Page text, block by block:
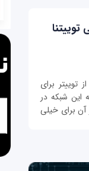
توییتر برای
این شبکه در
برای خیلی